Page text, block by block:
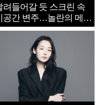
려들어갈 듯 스크린 속
공간 변주…놀란의 메시
는 ‘전쟁 속죄’